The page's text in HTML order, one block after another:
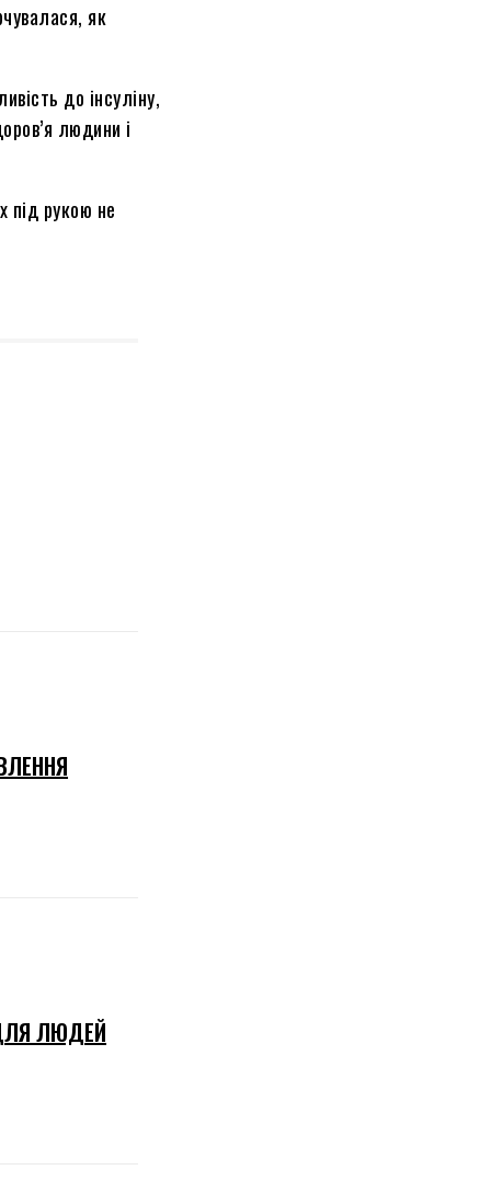
як
до інсуліну,
людини і
під рукою не
ЛЮДЕЙ